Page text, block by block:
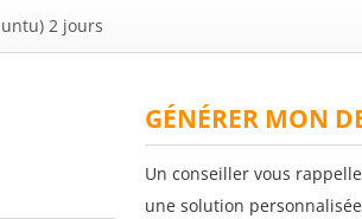
2 jours
GÉNÉRER MON
Un conseiller vous
une solution personnalisée